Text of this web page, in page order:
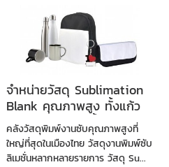
จำหน่ายวัสดุ Sublimation
Blank คุณภาพสูง ทั้งแก้ว
หมอน จาน กระเบื้อง พร้อม
สำหรับงานพิมพ์ซับลิเมชั่น
คลังวัสดุพิมพ์งานซับคุณภาพสูงที่
ใหญ่ที่สุดในเมืองไทย วัสดุงานพิมพ์ซับ
ลิเมชั่นหลากหลายรายการ วัสดุ Su...